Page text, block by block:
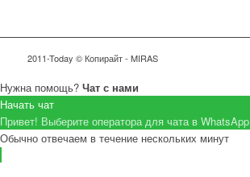
2011-Today © Копирайт - MIRAS
Нужна помощь? Чат с нами
Начать чат
Привет! Выберите оператора для чата в WhatsApp
Обычно отвечаем в течение нескольких минут